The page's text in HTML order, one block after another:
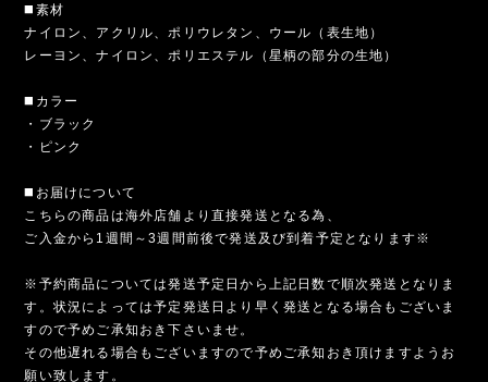
◼️素材
ナイロン、アクリル、ポリウレタン、ウール（表生地）
レーヨン、ナイロン、ポリエステル（星柄の部分の生地）
◼️カラー
・ブラック
・ピンク
◼️お届けについて
こちらの商品は海外店舗より直接発送となる為、
ご入金から1週間～3週間前後で発送及び到着予定となります※
※予約商品については発送予定日から上記日数で順次発送となりま
す。状況によっては予定発送日より早く発送となる場合もございま
すので予めご承知おき下さいませ。
その他遅れる場合もございますので予めご承知おき頂けますようお
願い致します。